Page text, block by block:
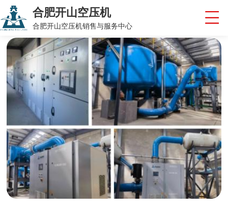
合肥开山空压机
合肥开山空压机销售与服务中心